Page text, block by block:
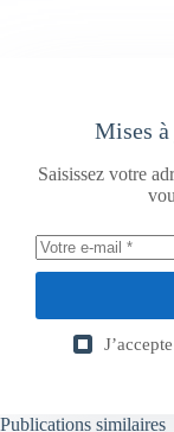
Mises
Saisissez votre
Publications similaires